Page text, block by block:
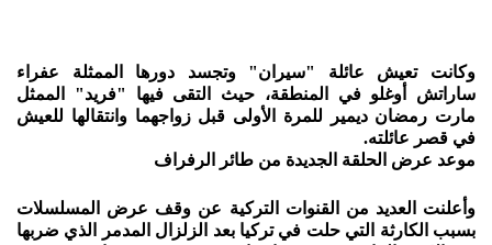
وكانت تعيش عائلة "سيران" وتجسد دورها الممثلة عفراء
ساراتش أوغلو في المنطقة، حيث التقى فيها "فريد" الممثل
مارت رمضان ديمير للمرة الأولى قبل زواجهما وانتقالها للعيش
في قصر عائلته.
موعد عرض الحلقة الجديدة من طائر الرفراف
وأعلنت العديد من القنوات التركية عن وقف عرض المسلسلات
بسبب الكارثة التي حلت في تركيا بعد الزلزال المدمر الذي ضربها